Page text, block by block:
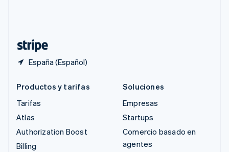
España (Español)
Productos y tarifas
Tarifas
Atlas
Authorization Boost
Billing
Soluciones
Empresas
Startups
Comercio basado en
agentes